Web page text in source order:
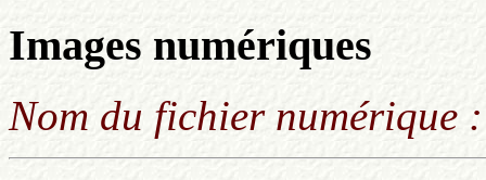
Images numériques
Nom du fichier numérique